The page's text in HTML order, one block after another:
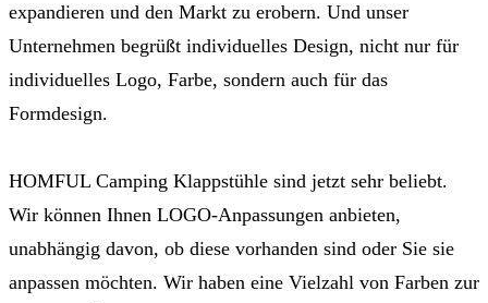
expandieren und den Markt zu erobern. Und unser
Unternehmen begrüßt individuelles Design, nicht nur für
individuelles Logo, Farbe, sondern auch für das
Formdesign.
HOMFUL Camping Klappstühle sind jetzt sehr beliebt.
Wir können Ihnen LOGO-Anpassungen anbieten,
unabhängig davon, ob diese vorhanden sind oder Sie sie
anpassen möchten. Wir haben eine Vielzahl von Farben zur